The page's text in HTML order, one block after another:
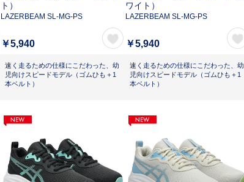
ト）
LAZERBEAM SL-MG-PS
￥5,940
速く走るための仕様にこだわった、幼
児向けスピードモデル（ゴムひも＋1
本ベルト）
ワイト）
LAZERBEAM SL-MG-PS
￥5,940
速く走るための仕様にこだわった、幼
児向けスピードモデル（ゴムひも＋1
本ベルト）